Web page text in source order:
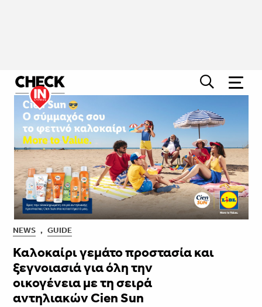
NEWS , GUIDE
Καλοκαίρι γεμάτο προστασία και
ξεγνοιασιά για όλη την
οικογένεια με τη σειρά
αντηλιακών Cien Sun